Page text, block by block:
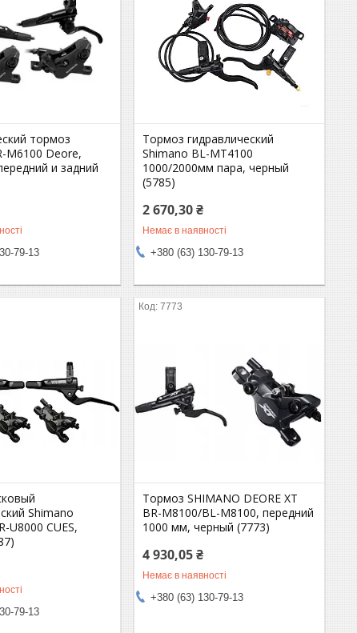
тормоз
M6100 Deore,
и задний
79-13
Тормоз гидравлический
Shimano BL-MT4100
1000/2000мм пара, черный
(5785)
2 670,30 ₴
Немає в наявності
+380 (63) 130-79-13
Shimano
U8000 CUES,
79-13
7773
Тормоз SHIMANO DEORE XT
BR-M8100/BL-M8100, передний
1000 мм, черный (7773)
4 930,05 ₴
Немає в наявності
+380 (63) 130-79-13